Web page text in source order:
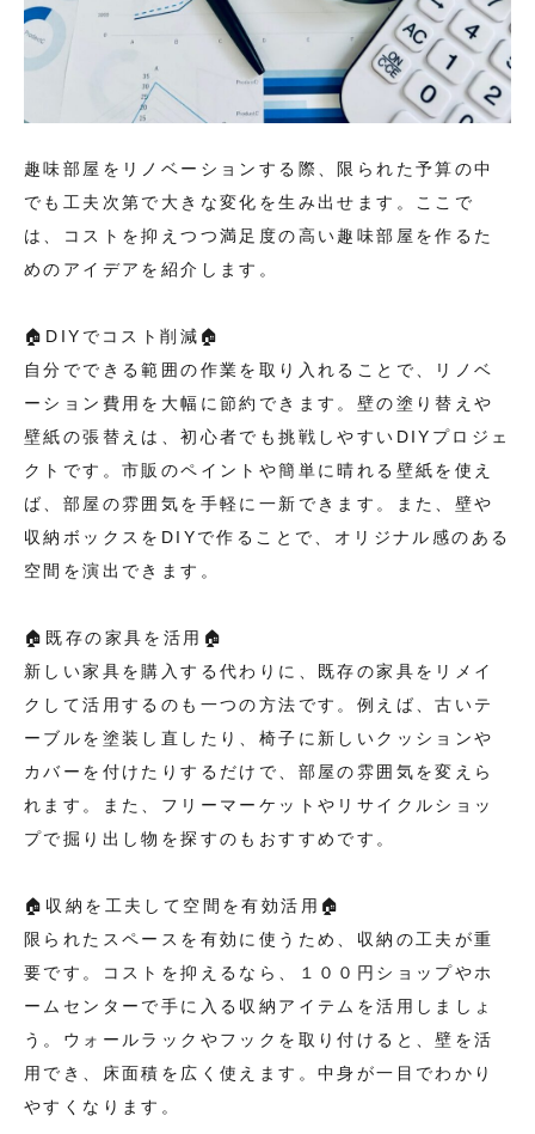
趣味部屋をリノベーションする際、限られた予算の中
でも工夫次第で大きな変化を生み出せます。ここで
は、コストを抑えつつ満足度の高い趣味部屋を作るた
めのアイデアを紹介します。
🏠DIYでコスト削減🏠
自分でできる範囲の作業を取り入れることで、リノベ
ーション費用を大幅に節約できます。壁の塗り替えや
壁紙の張替えは、初心者でも挑戦しやすいDIYプロジェ
クトです。市販のペイントや簡単に晴れる壁紙を使え
ば、部屋の雰囲気を手軽に一新できます。また、壁や
収納ボックスをDIYで作ることで、オリジナル感のある
空間を演出できます。
🏠既存の家具を活用🏠
新しい家具を購入する代わりに、既存の家具をリメイ
クして活用するのも一つの方法です。例えば、古いテ
ーブルを塗装し直したり、椅子に新しいクッションや
カバーを付けたりするだけで、部屋の雰囲気を変えら
れます。また、フリーマーケットやリサイクルショッ
プで掘り出し物を探すのもおすすめです。
🏠収納を工夫して空間を有効活用🏠
限られたスペースを有効に使うため、収納の工夫が重
要です。コストを抑えるなら、１００円ショップやホ
ームセンターで手に入る収納アイテムを活用しましょ
う。ウォールラックやフックを取り付けると、壁を活
用でき、床面積を広く使えます。中身が一目でわかり
やすくなります。